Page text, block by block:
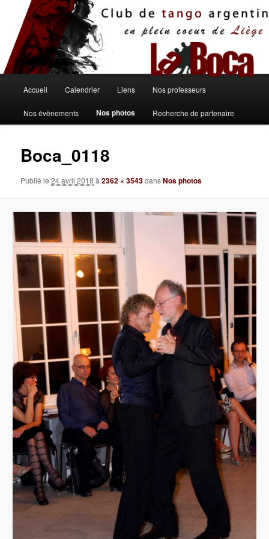
contenu
principal
principal
Accueil Calendrier Liens Nos professeurs
Nos évènements Nos photos Recherche de partenaire
Boca_0118
Publié le24 avril 2018 à2362 × 3543dansNos photos